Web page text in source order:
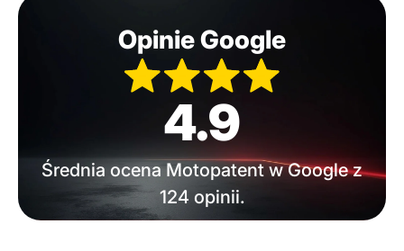
Opinie Google
4.9
Średnia ocena Motopatent w Google z
124 opinii.